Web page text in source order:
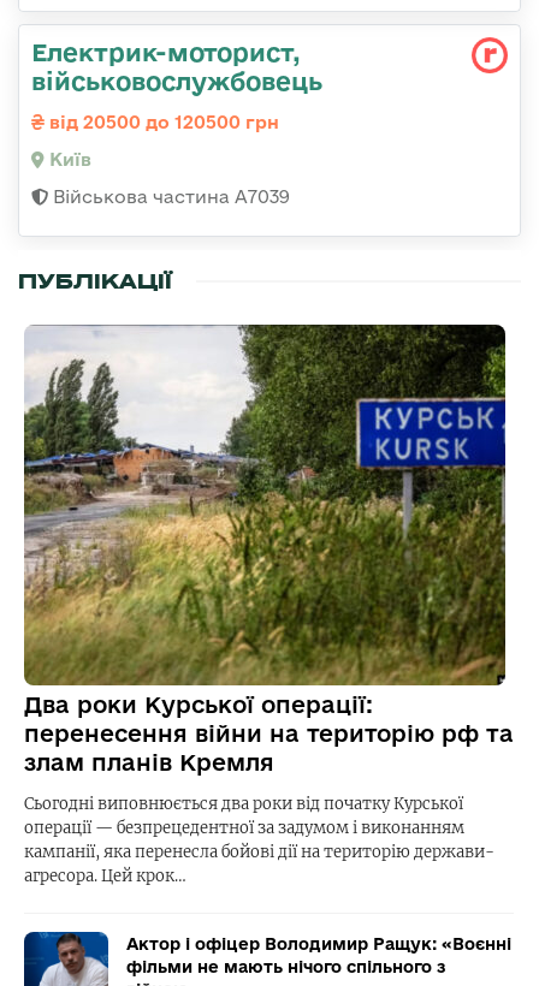
Електрик-моторист,
військовослужбовець
від 20500 до 120500 грн
Київ
Військова частина А7039
ПУБЛІКАЦІЇ
Два роки Курської операції:
перенесення війни на територію рф та
злам планів Кремля
Сьогодні виповнюється два роки від початку Курської
операції — безпрецедентної за задумом і виконанням
кампанії, яка перенесла бойові дії на територію держави-
агресора. Цей крок…
Актор і офіцер Володимир Ращук: «Воєнні
фільми не мають нічого спільного з